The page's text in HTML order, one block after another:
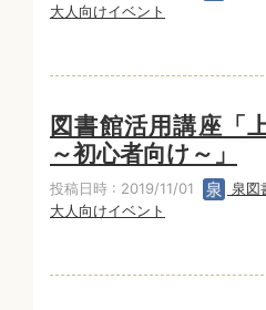
大人向けイベント
図書館活用講座「
～初心者向け～」
投稿日時 : 2019/11/01 泉図
大人向けイベント